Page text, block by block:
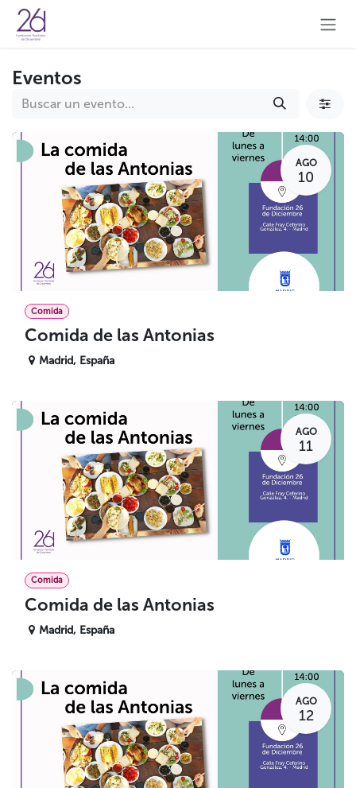
Ir al contenido
Eventos
AGO
10
Comida
Comida de las Antonias
Madrid, España
AGO
11
Comida
Comida de las Antonias
Madrid, España
AGO
12